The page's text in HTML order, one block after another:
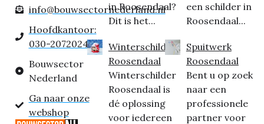
info@bouwsectornederland.nl
Hoofdkantoor:
030-2072024
Bouwsector
Nederland
Ga naar onze
webshop
in Roosendaal?
Dit is het...
Winterschilder
Roosendaal
Winterschilder
Roosendaal is
dé oplossing
voor iedereen
een schilder in
Roosendaal...
Spuitwerk
Roosendaal
Bent u op zoek
naar een
professionele
partner voor